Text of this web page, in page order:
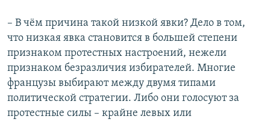
– В чём причина такой низкой явки? Дело в том,
что низкая явка становится в большей степени
признаком протестных настроений, нежели
признаком безразличия избирателей. Многие
французы выбирают между двумя типами
политической стратегии. Либо они голосуют за
протестные силы – крайне левых или